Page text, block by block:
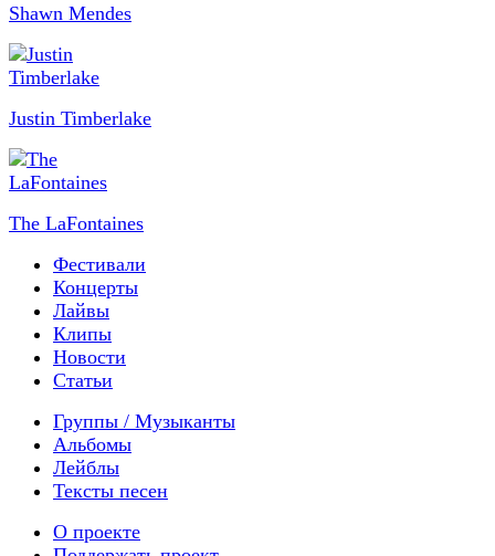
Shawn Mendes
Justin Timberlake
The LaFontaines
Фестивали
Концерты
Лайвы
Клипы
Новости
Статьи
Группы / Музыканты
Альбомы
Лейблы
Тексты песен
О проекте